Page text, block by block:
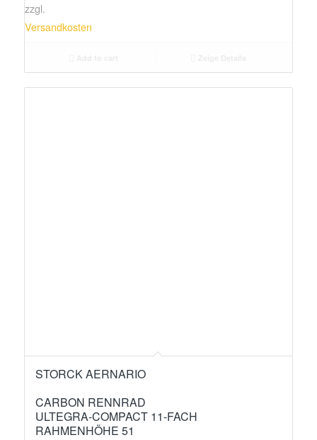
zzgl.
Versandkosten
STORCK AERNARIO
CARBON RENNRAD
ULTEGRA-COMPACT 11-FACH
RAHMENHÖHE 51